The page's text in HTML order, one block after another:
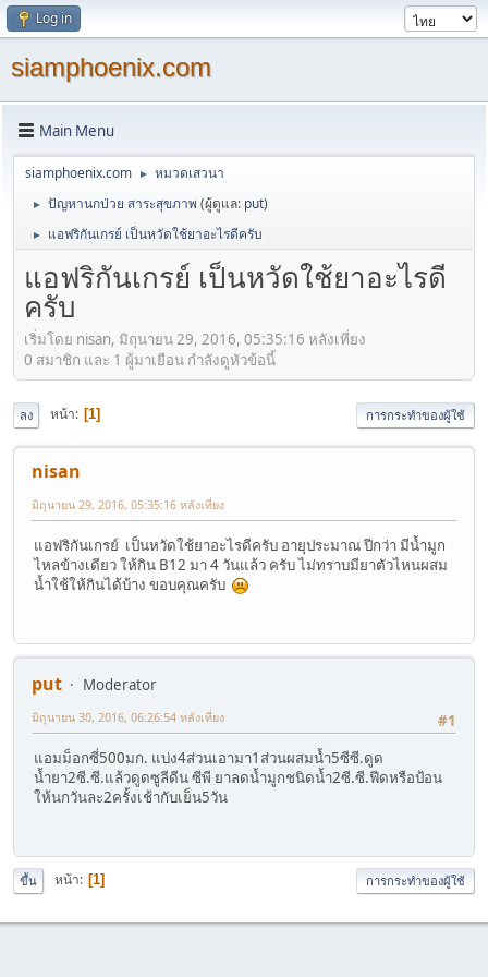
Log in
siamphoenix.com
Main Menu
siamphoenix.com ► หมวดเสวนา
► ปัญหานกป่วย สาระสุขภาพ (ผู้ดูแล: put)
► แอฟริกันเกรย์ เป็นหวัดใช้ยาอะไรดีครับ
แอฟริกันเกรย์ เป็นหวัดใช้ยาอะไรดี
ครับ
เริ่มโดย nisan, มิถุนายน 29, 2016, 05:35:16 หลังเที่ยง
0 สมาชิก และ 1 ผู้มาเยือน กำลังดูหัวข้อนี้
ลง หน้า 1 การกระทำของผู้ใช้
nisan
มิถุนายน 29, 2016, 05:35:16 หลังเที่ยง
แอฟริกันเกรย์ เป็นหวัดใช้ยาอะไรดีครับ อายุประมาณ ปีกว่า มีน้ำมูก
ไหลข้างเดียว ให้กิน B12 มา 4 วันแล้ว ครับ ไม่ทราบมียาตัวไหนผสม
น้ำใช้ให้กินได้บ้าง ขอบคุณครับ
put
Moderator
#1
มิถุนายน 30, 2016, 06:26:54 หลังเที่ยง
แอมม็อกซี่500มก. แบ่ง4ส่วนเอามา1ส่วนผสมน้ำ5ซีซี.ดูด
น้ำยา2ซี.ซี.แล้วดูดซูลีดีน ซีพี ยาลดน้ำมูกชนิดน้ำ2ซี.ซี.ฟีดหรือป้อน
ให้นกวันละ2ครั้งเช้ากับเย็น5วัน
ขึ้น หน้า 1 การกระทำของผู้ใช้